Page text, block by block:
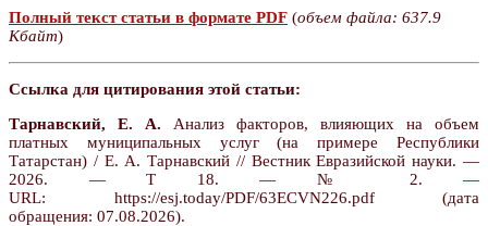
Полный текст статьи в формате PDF (объем файла: 637.9
Кбайт)
Ссылка для цитирования этой статьи:
Тарнавский, Е. А. Анализ факторов, влияющих на объем
платных муниципальных услуг (на примере Республики
Татарстан) / Е. А. Тарнавский // Вестник Евразийской науки. —
2026. — Т 18. — № 2. —
URL: https://esj.today/PDF/63ECVN226.pdf (дата
обращения: 07.08.2026).